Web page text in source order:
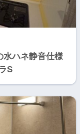
水ハネ静音仕様
S